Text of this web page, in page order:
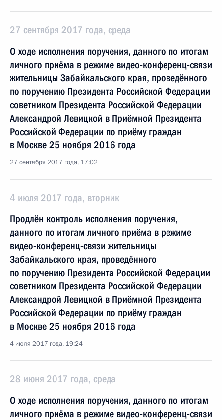
27 сентября 2017 года, среда
О ходе исполнения поручения, данного по итогам
личного приёма в режиме видео-конференц-связи
жительницы Забайкальского края, проведённого
по поручению Президента Российской Федерации
советником Президента Российской Федерации
Александрой Левицкой в Приёмной Президента
Российской Федерации по приёму граждан
в Москве 25 ноября 2016 года
27 сентября 2017 года, 17:02
4 июля 2017 года, вторник
Продлён контроль исполнения поручения,
данного по итогам личного приёма в режиме
видео-конференц-связи жительницы
Забайкальского края, проведённого
по поручению Президента Российской Федерации
советником Президента Российской Федерации
Александрой Левицкой в Приёмной Президента
Российской Федерации по приёму граждан
в Москве 25 ноября 2016 года
4 июля 2017 года, 19:24
28 июня 2017 года, среда
О ходе исполнения поручения, данного по итогам
личного приёма в режиме видео-конференц-связи